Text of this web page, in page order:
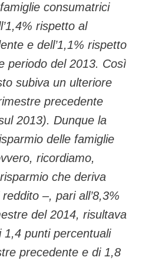
consumatrici
rispetto al
e dell’1,1% rispetto
periodo del 2013. Così
subiva un ulteriore
precedente
2013). Dunque la
delle famiglie
ricordiamo,
che deriva
–, pari all’8,3%
del 2014, risultava
1,4 punti percentuali
precedente e di 1,8